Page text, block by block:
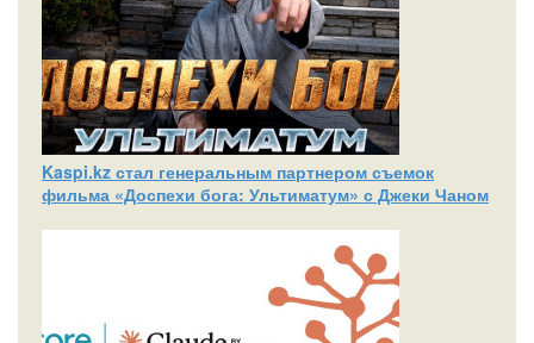
Kaspi.kz стал генеральным партнером съемок
фильма «Доспехи бога: Ультиматум» с Джеки Чаном